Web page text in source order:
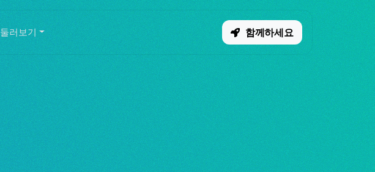
둘러보기 함께하세요